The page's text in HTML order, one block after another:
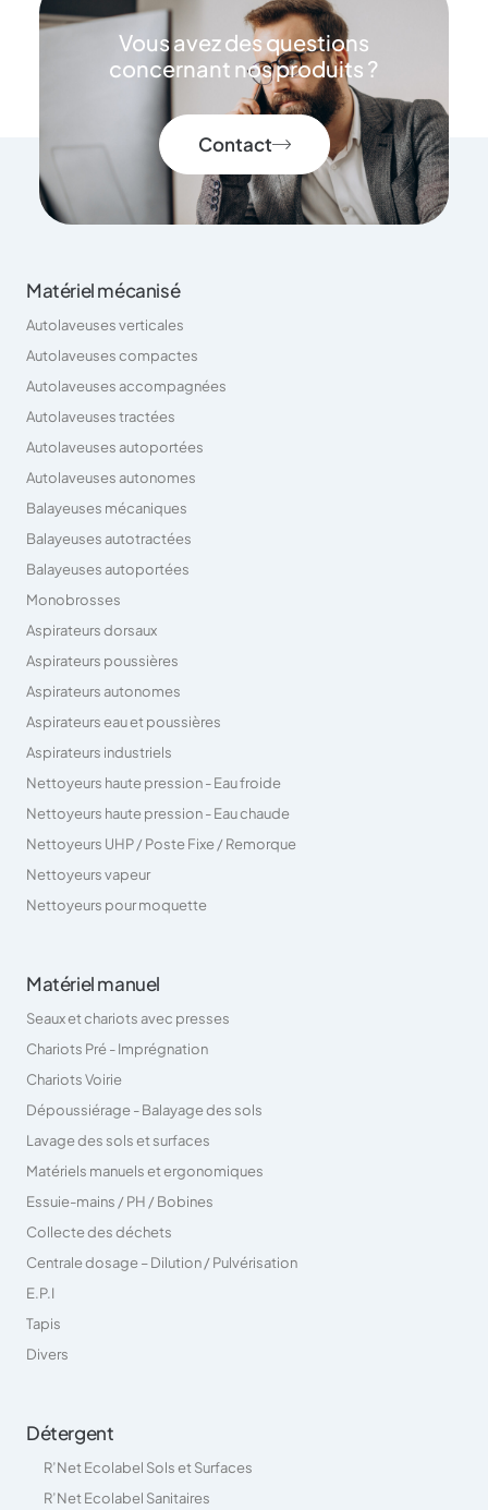
Vous avez des questions
concernant nos produits ?
Contact
Matériel mécanisé
Autolaveuses verticales
Autolaveuses compactes
Autolaveuses accompagnées
Autolaveuses tractées
Autolaveuses autoportées
Autolaveuses autonomes
Balayeuses mécaniques
Balayeuses autotractées
Balayeuses autoportées
Monobrosses
Aspirateurs dorsaux
Aspirateurs poussières
Aspirateurs autonomes
Aspirateurs eau et poussières
Aspirateurs industriels
Nettoyeurs haute pression - Eau froide
Nettoyeurs haute pression - Eau chaude
Nettoyeurs UHP / Poste Fixe / Remorque
Nettoyeurs vapeur
Nettoyeurs pour moquette
Matériel manuel
Seaux et chariots avec presses
Chariots Pré - Imprégnation
Chariots Voirie
Dépoussiérage - Balayage des sols
Lavage des sols et surfaces
Matériels manuels et ergonomiques
Essuie-mains / PH / Bobines
Collecte des déchets
Centrale dosage – Dilution / Pulvérisation
E.P.I
Tapis
Divers
Détergent
R’Net Ecolabel Sols et Surfaces
R’Net Ecolabel Sanitaires